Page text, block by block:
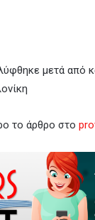
μετά από
το άρθρο στο